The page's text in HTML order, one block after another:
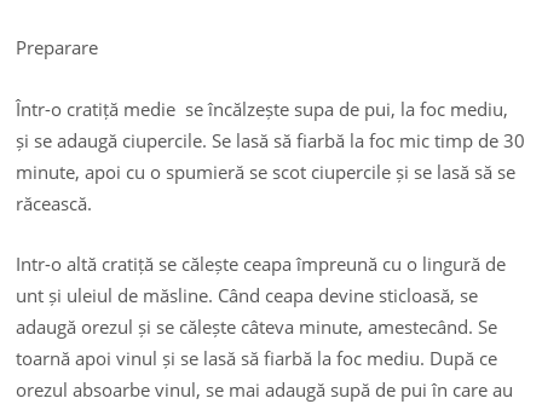
Preparare
Într-o cratiță medie se încălzește supa de pui, la foc mediu,
și se adaugă ciupercile. Se lasă să fiarbă la foc mic timp de 30
minute, apoi cu o spumieră se scot ciupercile și se lasă să se
răcească.
Intr-o altă cratiță se călește ceapa împreună cu o lingură de
unt și uleiul de măsline. Când ceapa devine sticloasă, se
adaugă orezul și se călește câteva minute, amestecând. Se
toarnă apoi vinul și se lasă să fiarbă la foc mediu. După ce
orezul absoarbe vinul, se mai adaugă supă de pui în care au